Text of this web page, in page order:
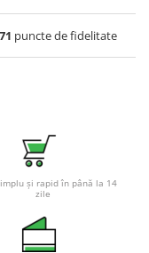
puncte de fidelitate
și rapid în până la 14
zile